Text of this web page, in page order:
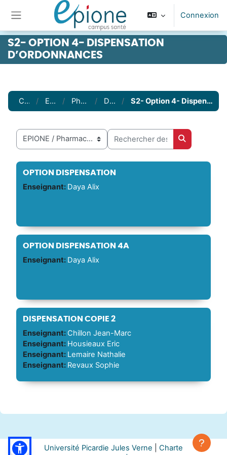
Passer au contenu principal
Panneau latéral
Connexion
S2- OPTION 4- DISPENSATION
D’ORDONNANCES
Cours EPIONE Pharmacie DFASP1 S2- Option 4- Dispensation d’ordonnances
Catégories de cours
Rechercher des cours
Rechercher
OPTION DISPENSATION
Enseignant: Daya Alix
OPTION DISPENSATION 4A
Enseignant: Daya Alix
DISPENSATION COPIE 2
Enseignant: Chillon Jean-Marc
Enseignant: Housieaux Eric
Enseignant: Lemaire Nathalie
Enseignant: Revaux Sophie
Université Picardie Jules Verne
Charte